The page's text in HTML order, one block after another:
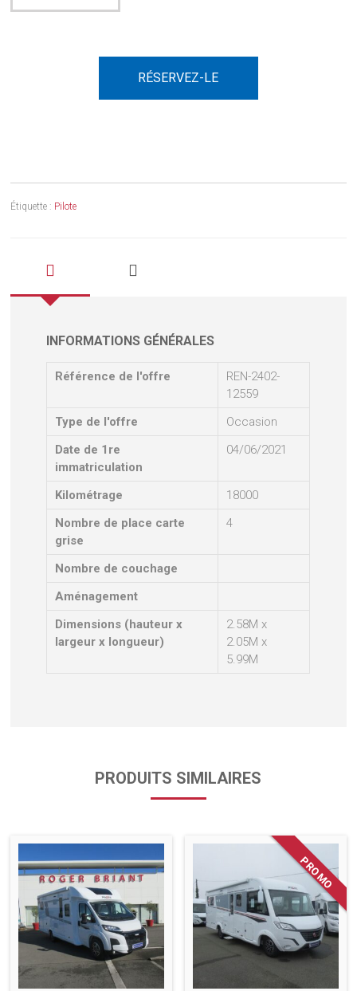
RÉSERVEZ-LE
Étiquette : Pilote
INFORMATIONS GÉNÉRALES
Référence de l'offre
REN-2402-
12559
Type de l'offre
Occasion
Date de 1re
immatriculation
04/06/2021
Kilométrage
18000
Nombre de place carte
grise
4
Nombre de couchage
Aménagement
Dimensions (hauteur x
largeur x longueur)
2.58M x
2.05M x
5.99M
PRODUITS SIMILAIRES